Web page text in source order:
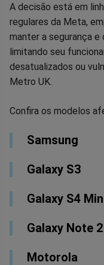
A decisão está em
regulares da Meta,
manter a segurança
limitando seu
desatualizados ou
Metro UK.
Confira os modelos
Samsung
Galaxy S3
Galaxy S4
Galaxy Note 2
Motorola